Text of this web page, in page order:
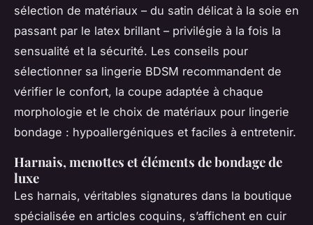
sélection de matériaux – du satin délicat à la soie en
passant par le latex brillant – privilégie à la fois la
sensualité et la sécurité. Les conseils pour
sélectionner sa lingerie BDSM recommandent de
vérifier le confort, la coupe adaptée à chaque
morphologie et le choix de matériaux pour lingerie
bondage : hypoallergéniques et faciles à entretenir.
Harnais, menottes et éléments de bondage de
luxe
Les harnais, véritables signatures dans la boutique
spécialisée en articles coquins, s’affichent en cuir